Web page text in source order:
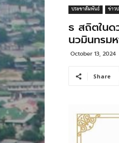
ประชาสัมพันธ์ ข่าว
ธ สถิตในด
นวมินทรม
October 13, 2024
Share